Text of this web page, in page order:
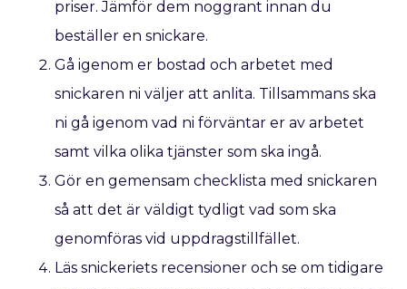
priser. Jämför dem noggrant innan du
beställer en snickare.
Gå igenom er bostad och arbetet med
snickaren ni väljer att anlita. Tillsammans ska
ni gå igenom vad ni förväntar er av arbetet
samt vilka olika tjänster som ska ingå.
Gör en gemensam checklista med snickaren
så att det är väldigt tydligt vad som ska
genomföras vid uppdragstillfället.
Läs snickeriets recensioner och se om tidigare